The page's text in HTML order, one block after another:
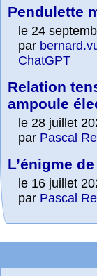
Pendulette
le 24
par
ChatGPT
Relation
ampoule
le 28 juillet
par Pascal
L’énigme
le 16 juillet
par Pascal